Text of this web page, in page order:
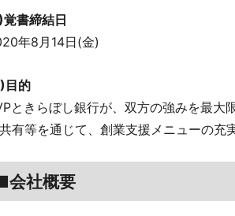
覚書締結日
年8月14日(金)
目的
ときらぼし銀行が、双方の強みを最大
有等を通じて、創業支援メニューの充
会社概要